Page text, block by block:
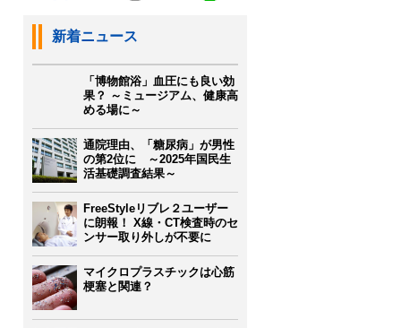
新着ニュース
「博物館浴」血圧にも良い効
果？ ～ミュージアム、健康高
める場に～
通院理由、「糖尿病」が男性
の第2位に ～2025年国民生
活基礎調査結果～
FreeStyleリブレ２ユーザー
に朗報！ X線・CT検査時のセ
ンサー取り外しが不要に
マイクロプラスチックは心筋
梗塞と関連？